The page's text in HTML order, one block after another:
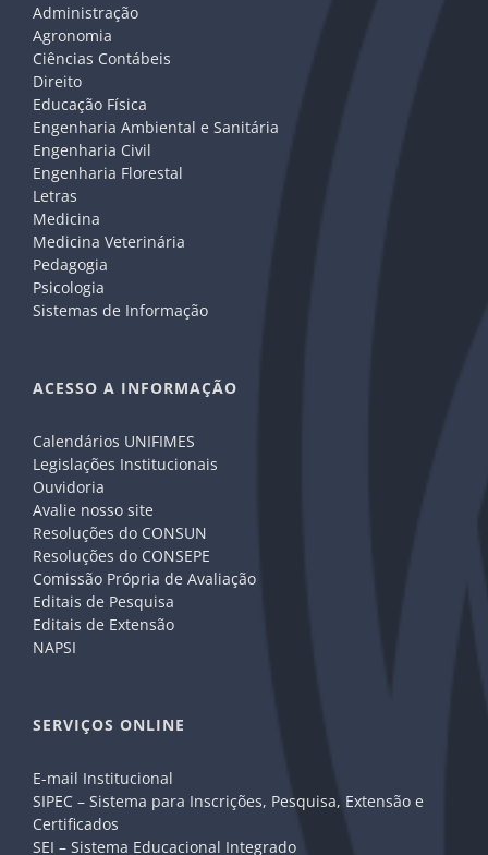
Administração
Agronomia
Ciências Contábeis
Direito
Educação Física
Engenharia Ambiental e Sanitária
Engenharia Civil
Engenharia Florestal
Letras
Medicina
Medicina Veterinária
Pedagogia
Psicologia
Sistemas de Informação
ACESSO A INFORMAÇÃO
Calendários UNIFIMES
Legislações Institucionais
Ouvidoria
Avalie nosso site
Resoluções do CONSUN
Resoluções do CONSEPE
Comissão Própria de Avaliação
Editais de Pesquisa
Editais de Extensão
NAPSI
SERVIÇOS ONLINE
E-mail Institucional
SIPEC – Sistema para Inscrições, Pesquisa, Extensão e
Certificados
SEI – Sistema Educacional Integrado